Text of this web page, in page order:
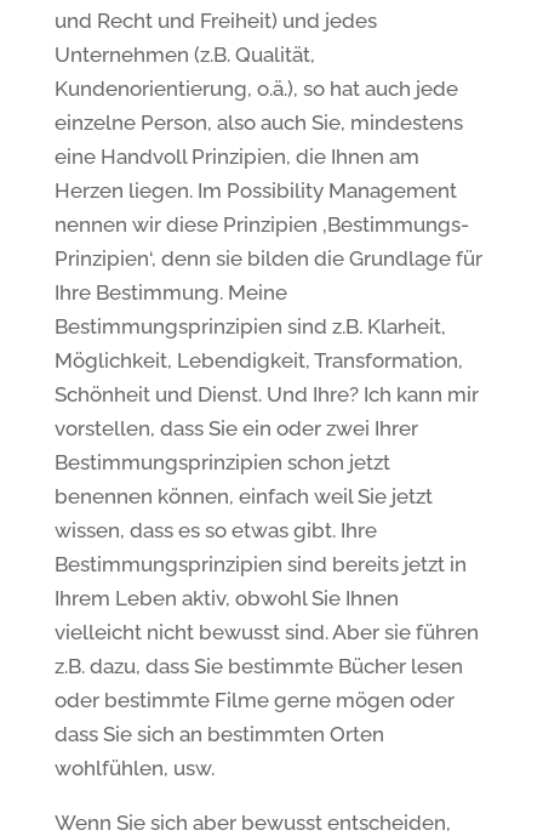
und Recht und Freiheit) und jedes
Unternehmen (z.B. Qualität,
Kundenorientierung, o.ä.), so hat auch jede
einzelne Person, also auch Sie, mindestens
eine Handvoll Prinzipien, die Ihnen am
Herzen liegen. Im Possibility Management
nennen wir diese Prinzipien ‚Bestimmungs-
Prinzipien‘, denn sie bilden die Grundlage für
Ihre Bestimmung. Meine
Bestimmungsprinzipien sind z.B. Klarheit,
Möglichkeit, Lebendigkeit, Transformation,
Schönheit und Dienst. Und Ihre? Ich kann mir
vorstellen, dass Sie ein oder zwei Ihrer
Bestimmungsprinzipien schon jetzt
benennen können, einfach weil Sie jetzt
wissen, dass es so etwas gibt. Ihre
Bestimmungsprinzipien sind bereits jetzt in
Ihrem Leben aktiv, obwohl Sie Ihnen
vielleicht nicht bewusst sind. Aber sie führen
z.B. dazu, dass Sie bestimmte Bücher lesen
oder bestimmte Filme gerne mögen oder
dass Sie sich an bestimmten Orten
wohlfühlen, usw.
Wenn Sie sich aber bewusst entscheiden,